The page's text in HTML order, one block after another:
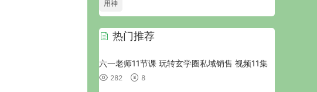
用神
热门推荐
六一老师11节课 玩转玄学圈私域销售 视频11集
282 8